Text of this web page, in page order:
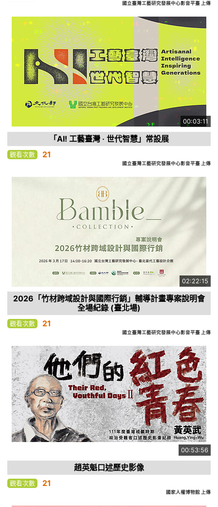
國立臺灣工藝研究發展中心影音平臺 上傳
00:03:11
「AI! 工藝臺灣 ‧ 世代智慧」常設展
觀看次數 21
國立臺灣工藝研究發展中心影音平臺 上傳
02:22:15
2026「竹材跨域設計與國際行銷」輔導計畫專案說明會
全場紀錄 (臺北場)
觀看次數 21
國立臺灣工藝研究發展中心影音平臺 上傳
00:53:56
趙英魁口述歷史影像
觀看次數 21
國家人權博物館 上傳